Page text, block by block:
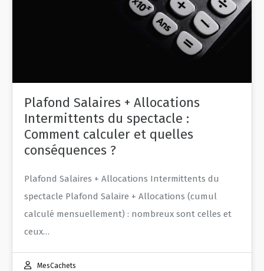
Plafond Salaires + Allocations
Intermittents du spectacle :
Comment calculer et quelles
conséquences ?
Plafond Salaires + Allocations Intermittents du
spectacle Plafond Salaire + Allocations (cumul
calculé mensuellement) : nombreux sont celles et
ceux…
MesCachets